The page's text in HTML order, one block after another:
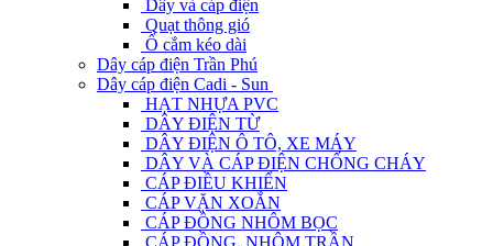
Dây và cáp điện
Quạt thông gió
Ổ cắm kéo dài
Dây cáp điện Trần Phú
Dây cáp điện Cadi - Sun
HẠT NHỰA PVC
DÂY ĐIỆN TỪ
DÂY ĐIỆN Ô TÔ, XE MÁY
DÂY VÀ CÁP ĐIỆN CHỐNG CHÁY
CÁP ĐIỀU KHIỂN
CÁP VẶN XOẮN
CÁP ĐỒNG NHÔM BỌC
CÁP ĐỒNG, NHÔM TRẦN